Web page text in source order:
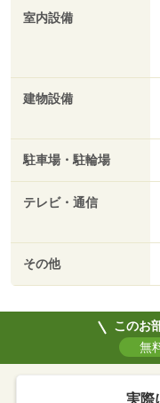
室内設備
建物設備
駐車場・駐輪場
テレビ・通信
その他
このお
無
実際